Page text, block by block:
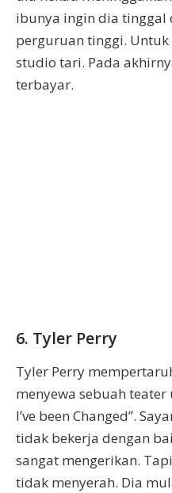
ibunya ingin dia tinggal
perguruan tinggi.
studio tari. Pada
terbayar.
6. Tyler Perry
Tyler Perry
menyewa sebuah teater
I’ve been Changed”.
tidak bekerja dengan
sangat mengerikan.
tidak menyerah. Dia